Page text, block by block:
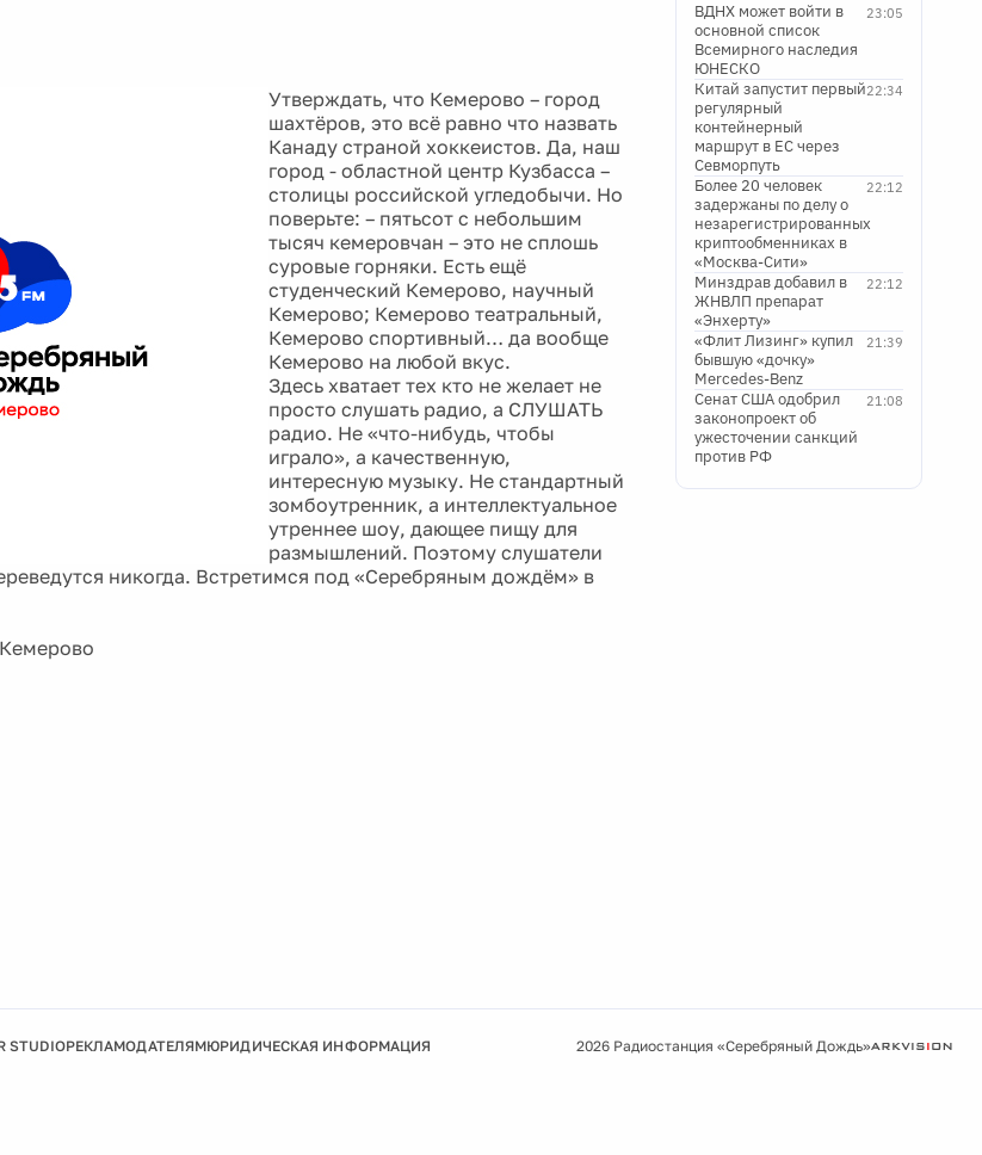
Утверждать, что Кемерово – город
шахтёров, это всё равно что назвать
Канаду страной хоккеистов. Да, наш
город - областной центр Кузбасса –
столицы российской угледобычи. Но
поверьте: – пятьсот с небольшим
тысяч кемеровчан – это не сплошь
суровые горняки. Есть ещё
студенческий Кемерово, научный
Кемерово; Кемерово театральный,
Кемерово спортивный… да вообще
Кемерово на любой вкус.
Здесь хватает тех кто не желает не
просто слушать радио, а СЛУШАТЬ
радио. Не «что-нибудь, чтобы
играло», а качественную,
интересную музыку. Не стандартный
зомбоутренник, а интеллектуальное
утреннее шоу, дающее пищу для
размышлений. Поэтому слушатели
никогда. Встретимся под «Серебряным дождём» в
23:05
ВДНХ может войти в
основной список
Всемирного наследия
ЮНЕСКО
22:34
Китай запустит первый
регулярный
контейнерный
маршрут в ЕС через
Севморпуть
22:12
Более 20 человек
задержаны по делу о
незарегистрированных
криптообменниках в
«Москва-Сити»
22:12
Минздрав добавил в
ЖНВЛП препарат
«Энхерту»
21:39
«Флит Лизинг» купил
бывшую «дочку»
Mercedes-Benz
21:08
Сенат США одобрил
законопроект об
ужесточении санкций
против РФ
STUDIOРЕКЛАМОДАТЕЛЯМЮРИДИЧЕСКАЯ ИНФОРМАЦИЯ 2026 Радиостанция «Серебряный Дождь»